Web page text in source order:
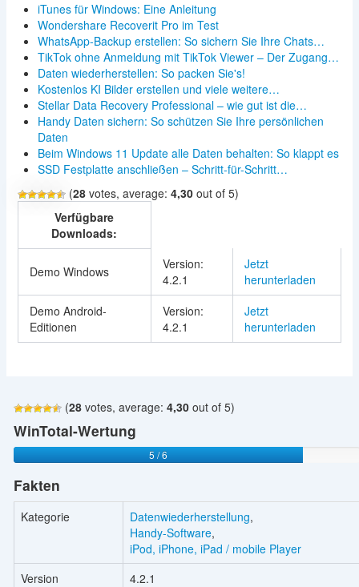
iTunes für Windows: Eine Anleitung
Wondershare Recoverit Pro im Test
WhatsApp-Backup erstellen: So sichern Sie Ihre Chats…
TikTok ohne Anmeldung mit TikTok Viewer – Der Zugang…
Daten wiederherstellen: So packen Sie's!
Kostenlos KI Bilder erstellen und viele weitere…
Stellar Data Recovery Professional – wie gut ist die…
Handy Daten sichern: So schützen Sie Ihre persönlichen
Daten
Beim Windows 11 Update alle Daten behalten: So klappt es
SSD Festplatte anschließen – Schritt-für-Schritt…
(28votes, average: 4,30out of 5)
Verfügbare
Downloads:
Demo Windows
Version:
4.2.1
Jetzt
herunterladen
Demo Android-
Editionen
Version:
4.2.1
Jetzt
herunterladen
(28votes, average: 4,30out of 5)
WinTotal-Wertung
5 / 6
Fakten
Kategorie Datenwiederherstellung,
Handy-Software,
iPod, iPhone, iPad / mobile Player
Version
4.2.1